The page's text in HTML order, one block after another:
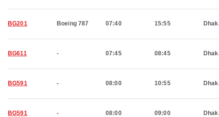
BG201 Boeing 787 07:40 15:55
BG611 - 07:45 08:45
BG591 - 08:00 10:55
BG591 - 08:00 09:00